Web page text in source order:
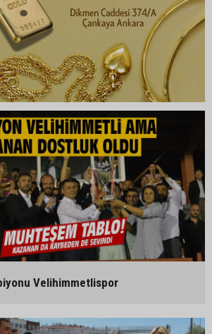
Velihimmetlispor